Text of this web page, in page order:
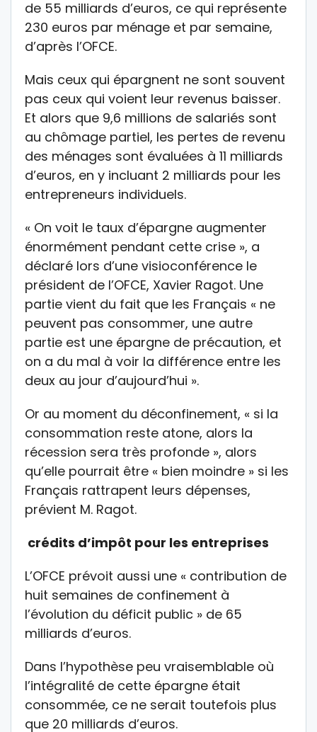
de 55 milliards d’euros, ce qui représente
230 euros par ménage et par semaine,
d’après l’OFCE.
Mais ceux qui épargnent ne sont souvent
pas ceux qui voient leur revenus baisser.
Et alors que 9,6 millions de salariés sont
au chômage partiel, les pertes de revenu
des ménages sont évaluées à 11 milliards
d’euros, en y incluant 2 milliards pour les
entrepreneurs individuels.
« On voit le taux d’épargne augmenter
énormément pendant cette crise », a
déclaré lors d’une visioconférence le
président de l’OFCE, Xavier Ragot. Une
partie vient du fait que les Français « ne
peuvent pas consommer, une autre
partie est une épargne de précaution, et
on a du mal à voir la différence entre les
deux au jour d’aujourd’hui ».
Or au moment du déconfinement, « si la
consommation reste atone, alors la
récession sera très profonde », alors
qu’elle pourrait être « bien moindre » si les
Français rattrapent leurs dépenses,
prévient M. Ragot.
crédits d’impôt pour les entreprises
L’OFCE prévoit aussi une « contribution de
huit semaines de confinement à
l’évolution du déficit public » de 65
milliards d’euros.
Dans l’hypothèse peu vraisemblable où
l’intégralité de cette épargne était
consommée, ce ne serait toutefois plus
que 20 milliards d’euros.